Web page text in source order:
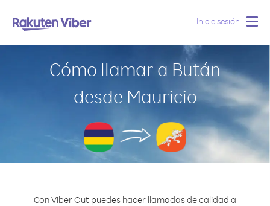
Inicie sesión
Cómo llamar a Bután
desde Mauricio
Con Viber Out puedes hacer llamadas de calidad a